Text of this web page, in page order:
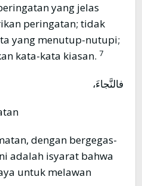
yang jelas
peringatan; tidak
yang menutup-nutupi;
kata-kata kiasan. 7
فالنَّجاءَ،
dengan bergegas-
adalah isyarat bahwa
untuk melawan